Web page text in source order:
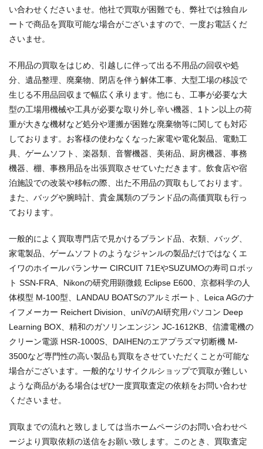
い合わせくださいませ。他社で買取が困難でも、弊社では独自ル
ートで商品を買取可能な場合がございますので、一度お電話くだ
さいませ。
不用品の買取をはじめ、引越しに伴って出る不用品の回収や処
分、遺品整理、廃棄物、閉店を伴う解体工事、大型工場の移設で
生じる不用品回収まで幅広く承ります。他にも、工事が必要な大
型の工場用機械や工具が必要な取り外し辛い機器、1トン以上の荷
重が大きな機材など処分や運搬が困難な廃棄物等に関しても対応
しております。お客様の使わなくなった家電や電化製品、電動工
具、ゲームソフト、楽器類、音響機器、美術品、厨房機器、事務
機器、棚、事務用品を出張買取させていただきます。飲食店や宿
泊施設での改装や移転の際、出た不用品の買取もしております。
また、バッグや腕時計、貴金属類のブランド品の高価買取も行っ
ております。
一般的によく買取専門店で見かけるブランド品、衣類、バッグ、
家電製品、ゲームソフトのようなジャンルの製品だけではなくエ
イワのホイールバランサー CIRCUIT 71EやSUZUMOの寿司ロボッ
ト SSN-FRA、Nikonの研究用顕微鏡 Eclipse E600、京都科学の人
体模型 M-100型、LANDAU BOATSのアルミボート、Leica AGのナ
イフメーカー Reichert Division、uniVのAI研究用パソコン Deep
Learning BOX、精和のガソリンエンジン JC-1612KB、信濃電機の
クリーン電源 HSR-1000S、DAIHENのエアプラズマ切断機 M-
3500など専門性の高い製品も買取をさせていただくことが可能な
場合がございます。一般的なリサイクルショップで買取が難しい
ような商品がある場合はぜひ一度買取査定の依頼をお問い合わせ
くださいませ。
買取までの流れと致しましては当ホームページのお問い合わせペ
ージより買取依頼の送信をお願い致します。このとき、買取査定